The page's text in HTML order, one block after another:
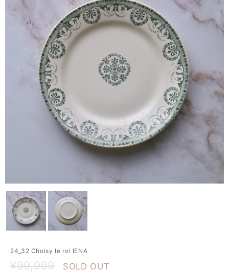
24_32 Choisy le roi IENA
¥99,999 SOLD OUT